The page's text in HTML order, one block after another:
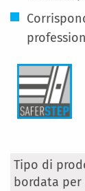
Maggiori
Informazioni
bordata per